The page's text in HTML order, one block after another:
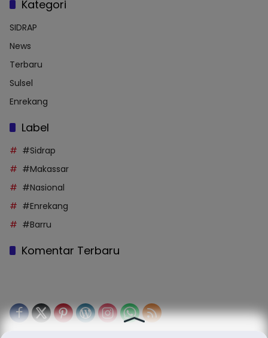
Kategori
SIDRAP
News
Terbaru
Sulsel
Enrekang
Label
#Sidrap
#Makassar
#Nasional
#Enrekang
#Barru
Komentar Terbaru